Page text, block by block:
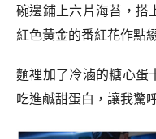
碗邊鋪上六片海苔，搭
紅色黃金的番紅花作點
麵裡加了冷滷的糖心蛋
吃進鹹甜蛋白，讓我驚